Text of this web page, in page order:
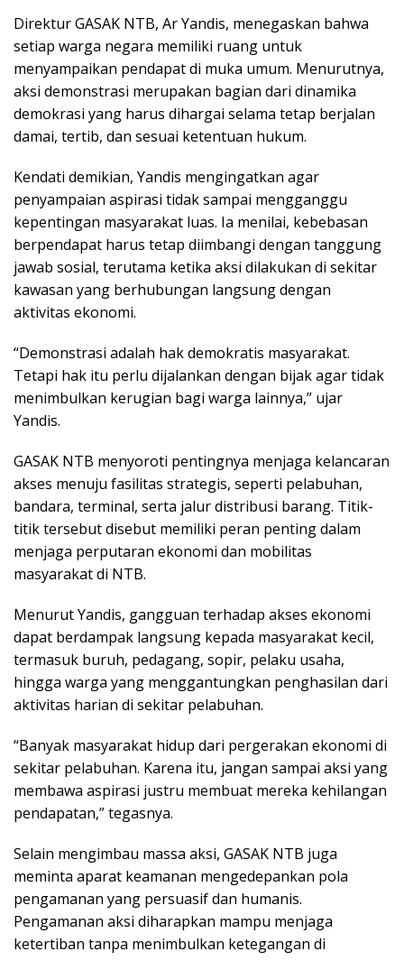
Direktur GASAK NTB, Ar Yandis, menegaskan bahwa
setiap warga negara memiliki ruang untuk
menyampaikan pendapat di muka umum. Menurutnya,
aksi demonstrasi merupakan bagian dari dinamika
demokrasi yang harus dihargai selama tetap berjalan
damai, tertib, dan sesuai ketentuan hukum.
Kendati demikian, Yandis mengingatkan agar
penyampaian aspirasi tidak sampai mengganggu
kepentingan masyarakat luas. Ia menilai, kebebasan
berpendapat harus tetap diimbangi dengan tanggung
jawab sosial, terutama ketika aksi dilakukan di sekitar
kawasan yang berhubungan langsung dengan
aktivitas ekonomi.
“Demonstrasi adalah hak demokratis masyarakat.
Tetapi hak itu perlu dijalankan dengan bijak agar tidak
menimbulkan kerugian bagi warga lainnya,” ujar
Yandis.
GASAK NTB menyoroti pentingnya menjaga kelancaran
akses menuju fasilitas strategis, seperti pelabuhan,
bandara, terminal, serta jalur distribusi barang. Titik-
titik tersebut disebut memiliki peran penting dalam
menjaga perputaran ekonomi dan mobilitas
masyarakat di NTB.
Menurut Yandis, gangguan terhadap akses ekonomi
dapat berdampak langsung kepada masyarakat kecil,
termasuk buruh, pedagang, sopir, pelaku usaha,
hingga warga yang menggantungkan penghasilan dari
aktivitas harian di sekitar pelabuhan.
“Banyak masyarakat hidup dari pergerakan ekonomi di
sekitar pelabuhan. Karena itu, jangan sampai aksi yang
membawa aspirasi justru membuat mereka kehilangan
pendapatan,” tegasnya.
Selain mengimbau massa aksi, GASAK NTB juga
meminta aparat keamanan mengedepankan pola
pengamanan yang persuasif dan humanis.
Pengamanan aksi diharapkan mampu menjaga
ketertiban tanpa menimbulkan ketegangan di